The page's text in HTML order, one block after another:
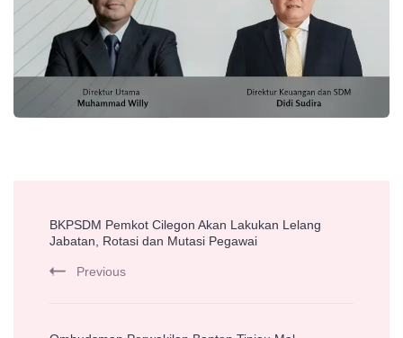
Navigation
BKPSDM Pemkot Cilegon Akan Lakukan Lelang
Jabatan, Rotasi dan Mutasi Pegawai
Previous